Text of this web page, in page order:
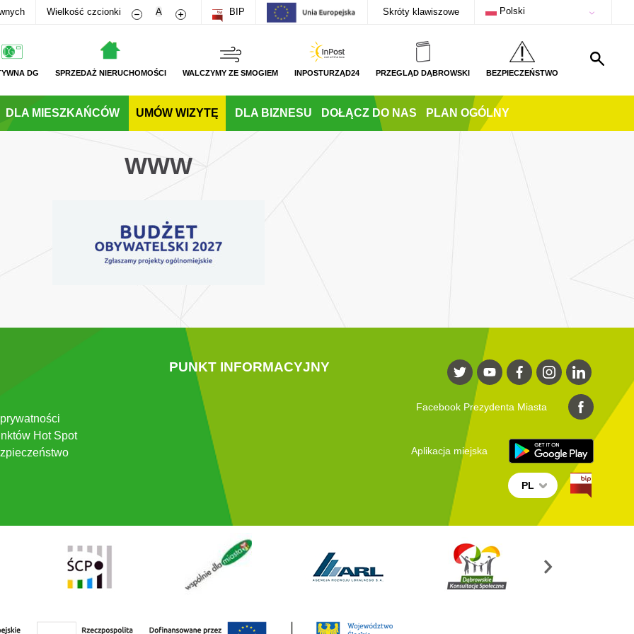
Wielkość czcionki Zmniejsz rozmiar czcionki
A Zwiększ rozmiar czcionki
BIP Skróty klawiszowe Polski
DG SPRZEDAŻ NIERUCHOMOŚCI WALCZYMY ZE SMOGIEM INPOSTURZĄD24 PRZEGLĄD DĄBROWSKI BEZPIECZEŃSTWO
DLA MIESZKAŃCÓW UMÓW WIZYTĘ DLA BIZNESU DOŁĄCZ DO NAS PLAN OGÓLNY
WWW
Hot Spot
PUNKT INFORMACYJNY
Facebook Prezydenta Miasta
Aplikacja miejska
PL